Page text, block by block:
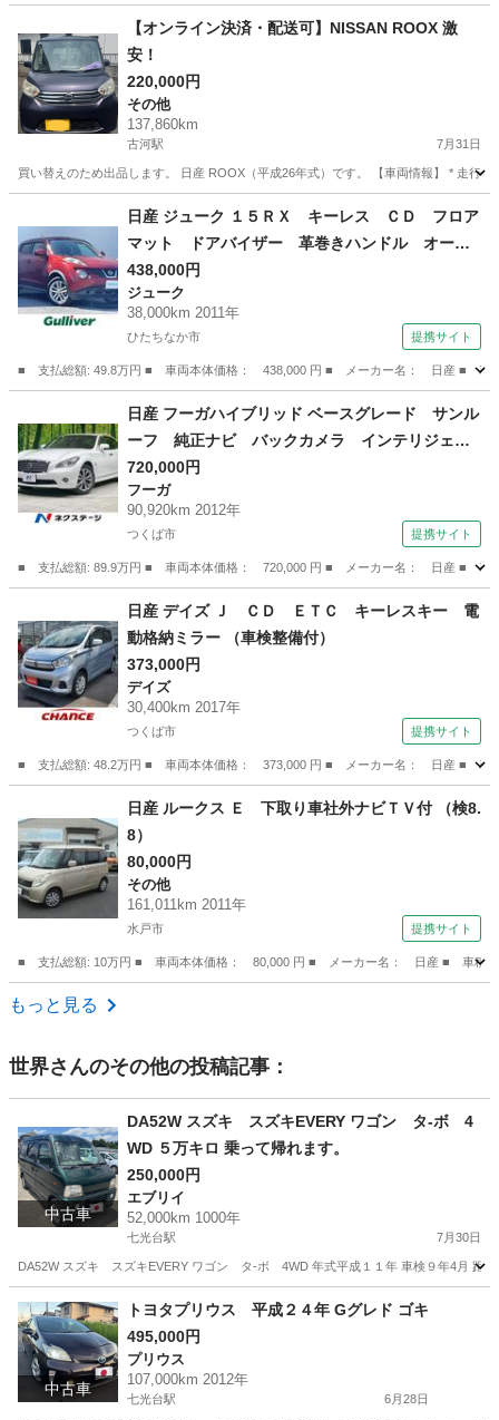
【オンライン決済・配送可】NISSAN ROOX 激
安！
220,000円
その他
137,860km
古河駅 7月31日
買い替えのため出品します。 日産 ROOX（平成26年式）です。 【車両情報】 * 走行
古河駅 その他
日産 ジューク １５ＲＸ キーレス ＣＤ フロア
マット ドアバイザー 革巻きハンドル オート
エアコン ビルトインＥＴＣ 電動格納ミラー
１７インチアルミホイール （検8.10）
438,000円
ジューク
38,000km 2011年
ひたちなか市 提携サイト
■ 支払総額: 49.8万円 ■ 車両本体価格： 438,000 円 ■ メーカー名： 日産 ■
ひたちなか市 ジューク
日産 フーガハイブリッド ベースグレード サンル
ーフ 純正ナビ バックカメラ インテリジェン
トブレーキアシスト レーダークルーズ 禁煙
車 革シート 前席シートエアコン スマートキ
ー ＨＩＤヘッド ＥＴＣ 純正１８インチＡ
720,000円
フーガ
90,920km 2012年
つくば市 提携サイト
■ 支払総額: 89.9万円 ■ 車両本体価格： 720,000 円 ■ メーカー名： 日産 ■ 車
フーガ
日産 デイズ Ｊ ＣＤ ＥＴＣ キーレスキー 電
動格納ミラー （車検整備付）
373,000円
デイズ
30,400km 2017年
つくば市 提携サイト
■ 支払総額: 48.2万円 ■ 車両本体価格： 373,000 円 ■ メーカー名： 日産 ■
デイズ
日産 ルークス Ｅ 下取り車社外ナビＴＶ付 （検8.
8）
80,000円
その他
161,011km 2011年
水戸市 提携サイト
■ 支払総額: 10万円 ■ 車両本体価格： 80,000 円 ■ メーカー名： 日産 ■ 車
茨城 水戸市
もっと見る
世界さんのその他の投稿記事：
中古車
DA52W スズキ スズキEVERY ワゴン タ-ボ 4
WD ５万キロ 乗って帰れます。
250,000円
エブリイ
52,000km 1000年
七光台駅 7月30日
DA52W スズキ スズキEVERY ワゴン タ-ボ 4WD 年式平成１１年 車検９年4月 距離
茨城 坂東市 七光台駅 エブリイ ワゴン
中古車
トヨタプリウス 平成２４年 Gグレド ゴキ
495,000円
プリウス
107,000km 2012年
七光台駅 6月28日